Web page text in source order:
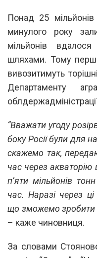
Понад 25
минулого року
мільйонів
шляхами. Тому
вивозитимуть
Департаменту
“Вважати угоду
боку Росії були для
скажемо так,
час через акваторію
п’яти мільйонів
час. Наразі через
що зможемо зробити
– каже чиновниця.
За словами